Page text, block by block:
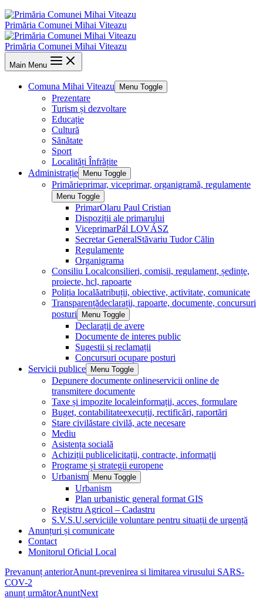
Primăria Comunei Mihai Viteazu
Primăria Comunei Mihai Viteazu
Main Menu
Comuna Mihai Viteazu Menu Toggle
Prezentare
Turism și dezvoltare
Educație
Cultură
Sănătate
Sport
Localități Înfrățite
Administrație
Menu Toggle
Primărieprimar, viceprimar, organigramă, regulamente
Menu Toggle
PrimarOlaru Paul Cristian
Dispoziții ale primarului
ViceprimarPál LOVÁSZ
Secretar GeneralStăvariu Tudor Călin
Regulamente
Organigrama
Consiliu Localconsilieri, comisii, regulament, ședințe,
proiecte, hcl, rapoarte
Poliția localăatribuții, obiective, activitate, comunicate
Transparențădeclarații, rapoarte, documente, concursuri
posturi
Menu Toggle
Declarații de avere
Documente de interes public
Sugestii și reclamații
Concursuri ocupare posturi
Servicii publice
Menu Toggle
Depunere documente onlineservicii online de
transmitere documente
Taxe și impozite localeinformații, acces, formulare
Buget, contabilitateexecuții, rectificări, raportări
Stare civilăstare civilă, acte necesare
Mediu
Asistența socială
Achiziții publicelicitații, contracte, informații
Programe și strategii europene
Urbanism
Menu Toggle
Urbanism
Plan urbanistic general format GIS
Registru Agricol – Cadastru
S.V.S.U.serviciile voluntare pentru situații de urgență
Anunțuri și comunicate
Contact
Monitorul Oficial Local
Prevanunț anteriorAnunt-prevenirea si limitarea virusului SARS-
COV-2
anunț următorAnuntNext